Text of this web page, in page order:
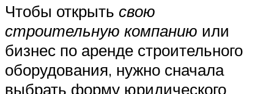
Чтобы открыть свою
строительную компанию или
бизнес по аренде строительного
оборудования, нужно сначала
выбрать форму юридического